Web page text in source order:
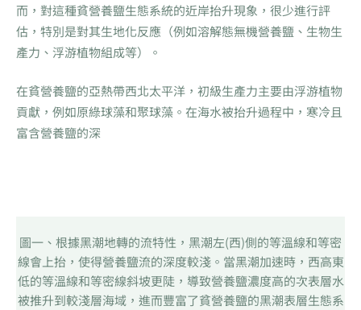
而，對這種貧營養鹽生態系統的近岸抬升現象，很少進行評
估，特別是對其生地化反應（例如溶解態無機營養鹽、生物生
產力、浮游植物組成等）。
在貧營養鹽的亞熱帶西北太平洋，初級生產力主要由浮游植物
貢獻，例如原綠球藻和聚球藻。在海水被抬升過程中，寒冷且
富含營養鹽的深
圖一、根據黑潮地轉的流特性，黑潮左(西)側的等溫線和等密
線會上抬，使得營養鹽流的深度較淺。當黑潮加速時，西高東
低的等溫線和等密線斜坡更陡，導致營養鹽濃度高的次表層水
被推升到較淺層海域，進而豐富了貧營養鹽的黑潮表層生態系